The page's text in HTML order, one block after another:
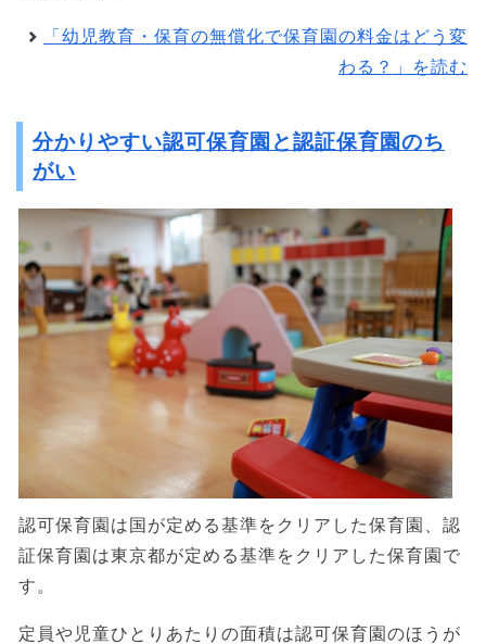
「幼児教育・保育の無償化で保育園の料金はどう変
わる？」を読む
分かりやすい認可保育園と認証保育園のち
がい
認可保育園は国が定める基準をクリアした保育園、認
証保育園は東京都が定める基準をクリアした保育園で
す。
定員や児童ひとりあたりの面積は認可保育園のほうが